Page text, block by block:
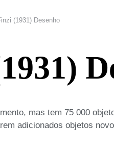
(1931) Desenho
mas tem 75 000
adicionados objetos